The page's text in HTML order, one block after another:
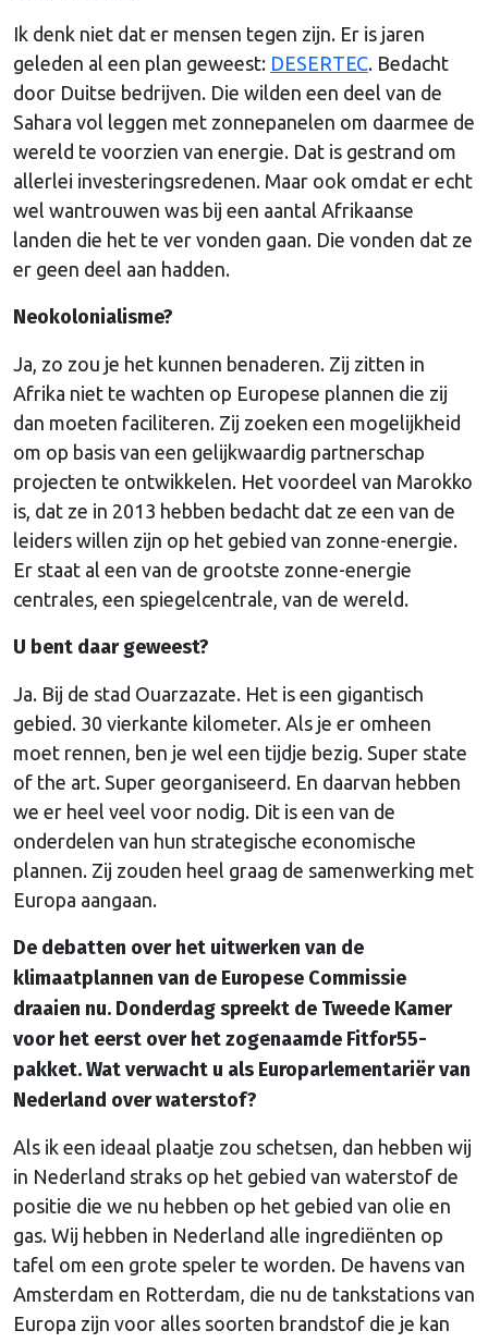
Ik denk niet dat er mensen tegen zijn. Er is jaren
geleden al een plan geweest: DESERTEC. Bedacht
door Duitse bedrijven. Die wilden een deel van de
Sahara vol leggen met zonnepanelen om daarmee de
wereld te voorzien van energie. Dat is gestrand om
allerlei investeringsredenen. Maar ook omdat er echt
wel wantrouwen was bij een aantal Afrikaanse
landen die het te ver vonden gaan. Die vonden dat ze
er geen deel aan hadden.
Neokolonialisme?
Ja, zo zou je het kunnen benaderen. Zij zitten in
Afrika niet te wachten op Europese plannen die zij
dan moeten faciliteren. Zij zoeken een mogelijkheid
om op basis van een gelijkwaardig partnerschap
projecten te ontwikkelen. Het voordeel van Marokko
is, dat ze in 2013 hebben bedacht dat ze een van de
leiders willen zijn op het gebied van zonne-energie.
Er staat al een van de grootste zonne-energie
centrales, een spiegelcentrale, van de wereld.
U bent daar geweest?
Ja. Bij de stad Ouarzazate. Het is een gigantisch
gebied. 30 vierkante kilometer. Als je er omheen
moet rennen, ben je wel een tijdje bezig. Super state
of the art. Super georganiseerd. En daarvan hebben
we er heel veel voor nodig. Dit is een van de
onderdelen van hun strategische economische
plannen. Zij zouden heel graag de samenwerking met
Europa aangaan.
De debatten over het uitwerken van de
klimaatplannen van de Europese Commissie
draaien nu. Donderdag spreekt de Tweede Kamer
voor het eerst over het zogenaamde Fitfor55-
pakket. Wat verwacht u als Europarlementariër van
Nederland over waterstof?
Als ik een ideaal plaatje zou schetsen, dan hebben wij
in Nederland straks op het gebied van waterstof de
positie die we nu hebben op het gebied van olie en
gas. Wij hebben in Nederland alle ingrediënten op
tafel om een grote speler te worden. De havens van
Amsterdam en Rotterdam, die nu de tankstations van
Europa zijn voor alles soorten brandstof die je kan